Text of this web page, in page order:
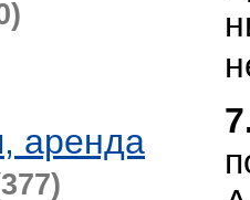
аренда